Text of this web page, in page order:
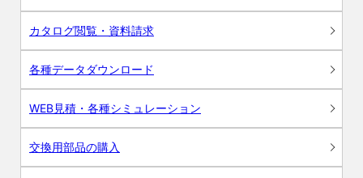
カタログ閲覧・資料請求
各種データダウンロード
WEB見積・各種シミュレーション
交換用部品の購入